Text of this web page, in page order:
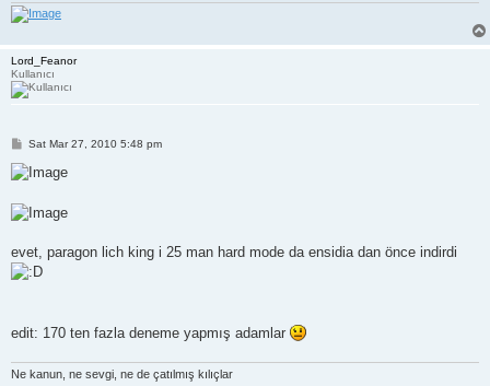
Lord_Feanor
Kullanıcı
P
s
t
Sat Mar 27, 2010 5:48 pm
evet, paragon lich king i 25 man hard mode da ensidia dan önce indirdi
edit: 170 ten fazla deneme yapmış adamlar
Ne kanun, ne sevgi, ne de çatılmış kılıçlar